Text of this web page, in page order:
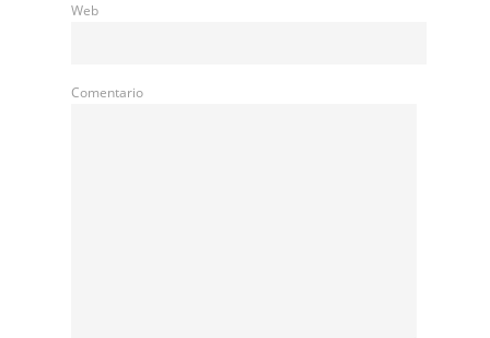
Web
Comentario